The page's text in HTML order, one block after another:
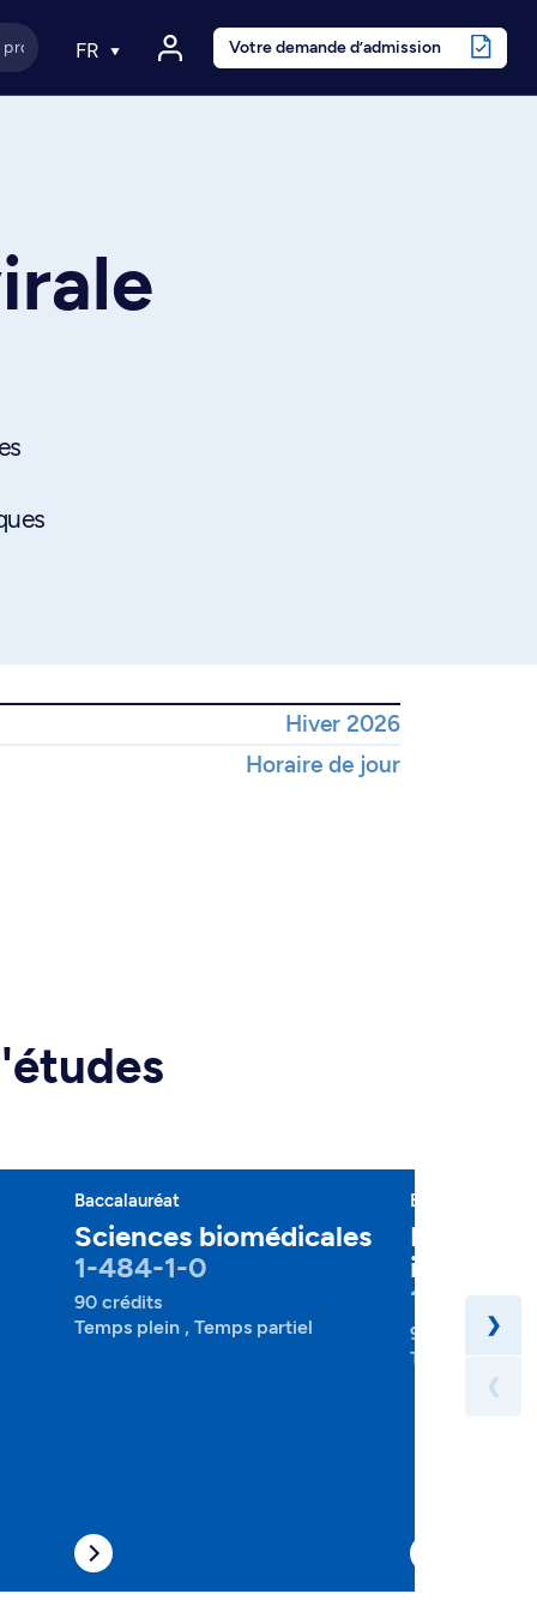
FR Votre demande d’admission
Hiver 2026
Horaire de jour
Baccalauréat
Sciences biomédicales
1-484-1-0
90 crédits
Temps plein , Temps partiel
Baccalauréat
1-500-1-
90 crédits
Temps plein ,
❯
❮